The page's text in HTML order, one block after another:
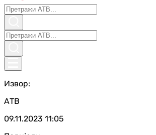
Извор:
АТВ
09.11.2023 11:05